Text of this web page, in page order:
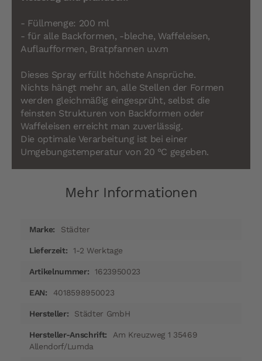
- Füllmenge: 200 ml
- für alle Backformen, -bleche, Waffeleisen,
Auflaufformen, Bratpfannen u.v.m
Dieses Spray erfüllt höchste Ansprüche.
Nichts hängt mehr an, alle Stellen der Formen
werden gleichmäßig eingesprüht, selbst die
feinsten Strukturen von Backformen oder
Waffeleisen erreicht man zuverlässig.
Die optimale Verarbeitung ist bei einer
Umgebungstemperatur von 20 °C gegeben.
Mehr Informationen
InformationenStädter
1-2 Werktage
1623950023
4018598950023
Städter GmbH
Am Kreuzweg 1 35469
Allendorf/Lumda